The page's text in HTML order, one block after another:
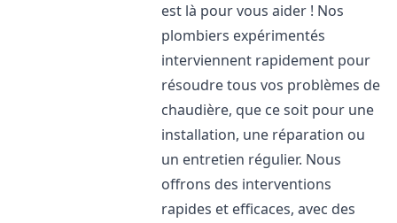
est là pour vous aider ! Nos
plombiers expérimentés
interviennent rapidement pour
résoudre tous vos problèmes de
chaudière, que ce soit pour une
installation, une réparation ou
un entretien régulier. Nous
offrons des interventions
rapides et efficaces, avec des